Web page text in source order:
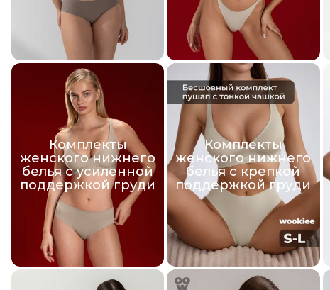
Комплекты
женского нижнего
белья с усиленной
поддержкой груди
Комплекты
женского нижнего
белья с крепкой
поддержкой груди